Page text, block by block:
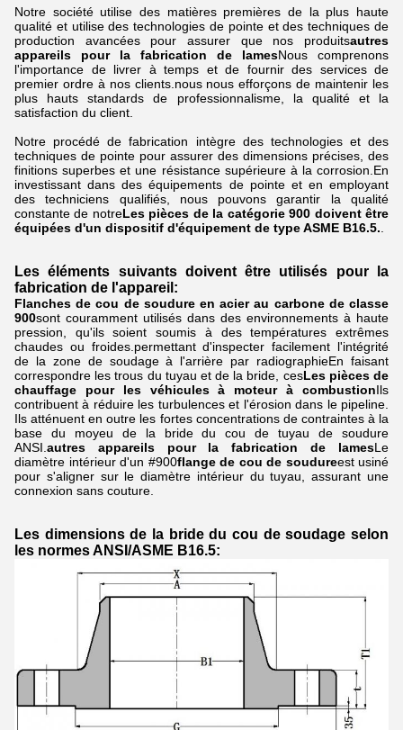
Notre société utilise des matières premières de la plus haute
qualité et utilise des technologies de pointe et des techniques de
production avancées pour assurer que nos produitsautres
appareils pour la fabrication de lamesNous comprenons
l'importance de livrer à temps et de fournir des services de
premier ordre à nos clients.nous nous efforçons de maintenir les
plus hauts standards de professionnalisme, la qualité et la
satisfaction du client.
Notre procédé de fabrication intègre des technologies et des
techniques de pointe pour assurer des dimensions précises, des
finitions superbes et une résistance supérieure à la corrosion.En
investissant dans des équipements de pointe et en employant
des techniciens qualifiés, nous pouvons garantir la qualité
constante de notreLes pièces de la catégorie 900 doivent être
équipées d'un dispositif d'équipement de type ASME B16.5.
Les éléments suivants doivent être utilisés pour la
fabrication de l'appareil:
Flanches de cou de soudure en acier au carbone de classe
900sont couramment utilisés dans des environnements à haute
pression, qu'ils soient soumis à des températures extrêmes
chaudes ou froides.permettant d'inspecter facilement l'intégrité
de la zone de soudage à l'arrière par radiographieEn faisant
correspondre les trous du tuyau et de la bride, cesLes pièces de
chauffage pour les véhicules à moteur à combustionIls
contribuent à réduire les turbulences et l'érosion dans le pipeline.
Ils atténuent en outre les fortes concentrations de contraintes à la
base du moyeu de la bride du cou de tuyau de soudure
ANSI. autres appareils pour la fabrication de lamesLe
diamètre intérieur d'un #900flange de cou de soudureest usiné
pour s'aligner sur le diamètre intérieur du tuyau, assurant une
connexion sans couture.
Les dimensions de la bride du cou de soudage selon
les normes ANSI/ASME B16.5: